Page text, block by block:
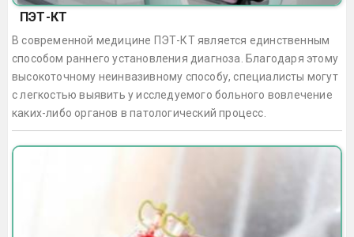
ПЭТ-КТ
В современной медицине ПЭТ-КТ является единственным
способом раннего установления диагноза. Благодаря этому
высокоточному неинвазивному способу, специалисты могут
с легкостью выявить у исследуемого больного вовлечение
каких-либо органов в патологический процесс.